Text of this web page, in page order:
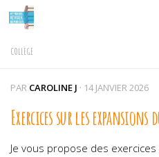
Skip to content
COLLÈGE
PAR CAROLINE J · 14 JANVIER 2026
Exercices sur les
Je vous propose des